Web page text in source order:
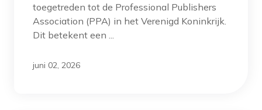
toegetreden tot de Professional Publishers
Association (PPA) in het Verenigd Koninkrijk.
Dit betekent een ...
juni 02, 2026